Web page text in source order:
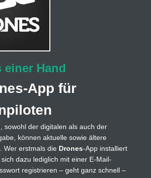
einer Hand
App für
sowohl der digitalen als auch der
können aktuelle sowie ältere
Wer erstmals die Drones-App installiert
dazu lediglich mit einer E-Mail-
registrieren – geht ganz schnell –